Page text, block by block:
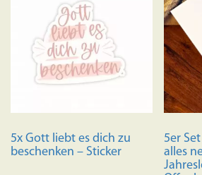
5x Gott liebt es dich zu
beschenken – Sticker
5er
alles